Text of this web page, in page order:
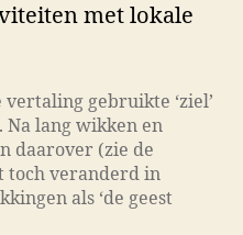
met lokale
gebruikte ‘ziel’
Na lang wikken en
daarover (zie de
toch veranderd in
als ‘de geest